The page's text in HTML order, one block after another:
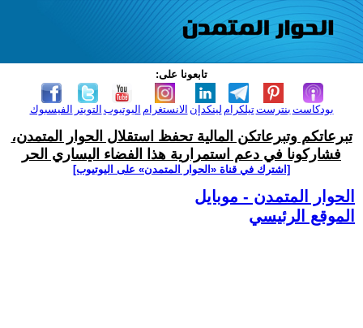
تابعونا على:
الفيسبوك التويتر اليوتيوب الانستغرام لينكدإن تيلكرامبنترست بودكاست
تبرعاتكم وتبرعاتكن المالية تحفظ استقلال الحوار المتمدن،
فشاركونا في دعم استمرارية هذا الفضاء اليساري الحر
[اشترك في قناة ‫«الحوار المتمدن» على اليوتيوب]
الحوار المتمدن - موبايل
الموقع الرئيسي